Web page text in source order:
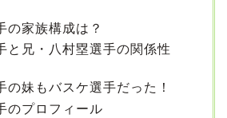
の家族構成は？
と兄・八村塁選手の関係性
の妹もバスケ選手だった！
のプロフィール